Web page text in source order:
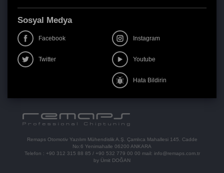
Sosyal Medya
Facebook Instagram
Twitter Youtube
Hata Bildirin
Remaps Otomotiv Yazılım Mühendislik A.Ş. Çamlıca Mahallesi 145. Cadde
No:6 Yenimahalle 06200 ANKARA
Telefon : +90 312 315 88 85 / +90 532 779 00 00 mail: info@remaps.com.tr
by Ümit DOĞAN